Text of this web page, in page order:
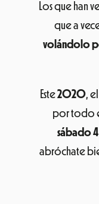
Los que han
que a
volándolo
Este2020, el
por todo
sábado
abróchate